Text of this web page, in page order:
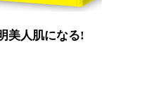
美人肌になる!